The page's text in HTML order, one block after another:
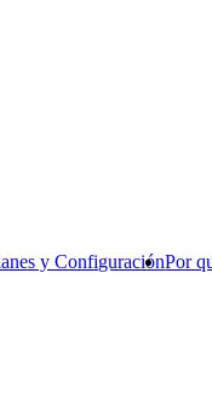
y ConfiguraciónPor